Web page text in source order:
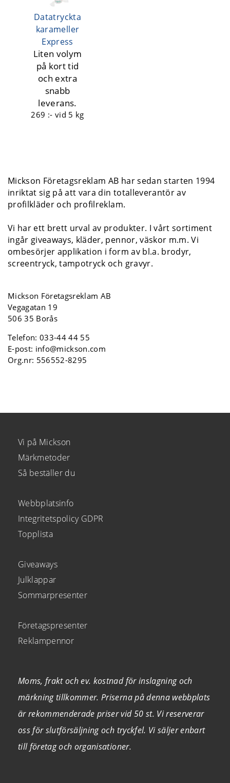
Datatryckta
karameller
Express
Liten volym
på kort tid
och extra
snabb
leverans.
269 :- vid 5 kg
Mickson Företagsreklam AB har sedan starten 1994
inriktat sig på att vara din totalleverantör av
profilkläder och profilreklam.
Vi har ett brett urval av produkter. I vårt sortiment
ingår giveaways, kläder, pennor, väskor m.m. Vi
ombesörjer applikation i form av bl.a. brodyr,
screentryck, tampotryck och gravyr.
Mickson Företagsreklam AB
Vegagatan 19
506 35 Borås
Telefon:033-44 44 55
E-post: info@mickson.com
Org.nr: 556552-8295
Vi på Mickson
Märkmetoder
Så beställer du
Webbplatsinfo
Integritetspolicy GDPR
Topplista
Giveaways
Julklappar
Sommarpresenter
Företagspresenter
Reklampennor
Moms, frakt och ev. kostnad för inslagning och
märkning tillkommer. Priserna på denna webbplats
är rekommenderade priser vid 50 st. Vi reserverar
oss för slutförsäljning och tryckfel. Vi säljer enbart
till företag och organisationer.